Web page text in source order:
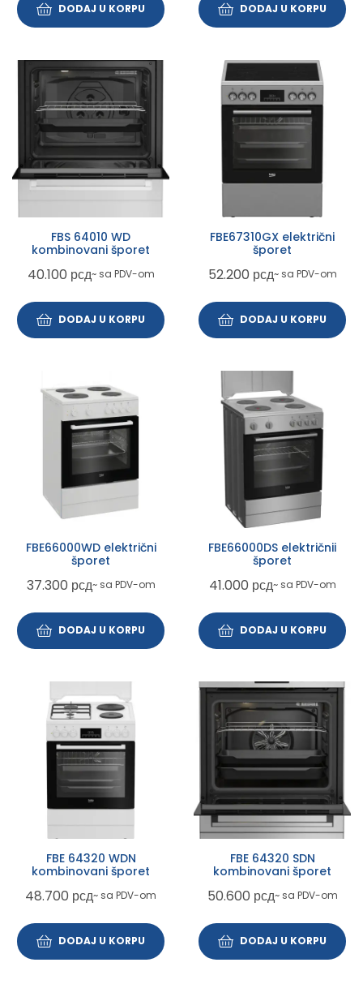
DODAJ U KORPU DODAJ U KORPU
FBS 64010 WD
kombinovani šporet
40.100 рсд~ sa PDV-om
DODAJ U KORPU
FBE67310GX električni
šporet
52.200 рсд~ sa PDV-om
DODAJ U KORPU
FBE66000WD električni
šporet
37.300 рсд~ sa PDV-om
DODAJ U KORPU
FBE66000DS električnii
šporet
41.000 рсд~ sa PDV-om
DODAJ U KORPU
FBE 64320 WDN
kombinovani šporet
48.700 рсд~ sa PDV-om
DODAJ U KORPU
FBE 64320 SDN
kombinovani šporet
50.600 рсд~ sa PDV-om
DODAJ U KORPU